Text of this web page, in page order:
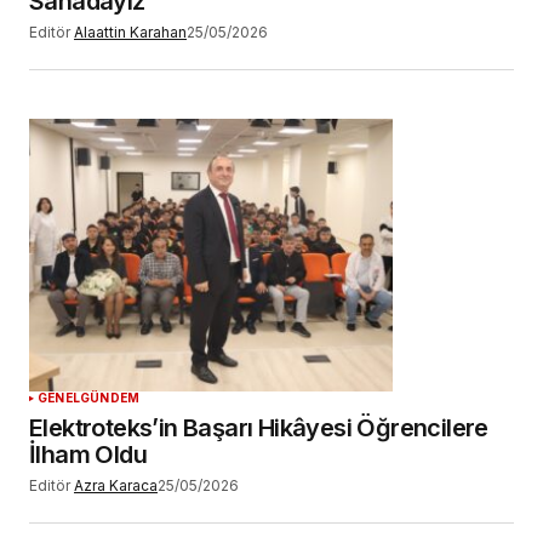
Editör Alaattin Karahan25/05/2026
GENELGÜNDEM
Elektroteks’in Başarı Hikâyesi Öğrencilere
İlham Oldu
Editör Azra Karaca25/05/2026